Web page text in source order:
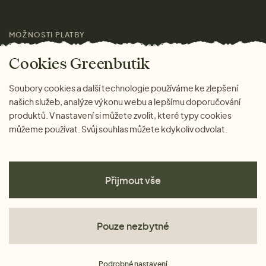
Magazín
MOŽNOSTI PLATBY
Cookies Greenbutik
Soubory cookies a další technologie používáme ke zlepšení
našich služeb, analýze výkonu webu a lepšímu doporučování
produktů. V nastavení si můžete zvolit, které typy cookies
můžeme používat. Svůj souhlas můžete kdykoliv odvolat.
Přijmout vše
Pouze nezbytné
Podrobné nastavení